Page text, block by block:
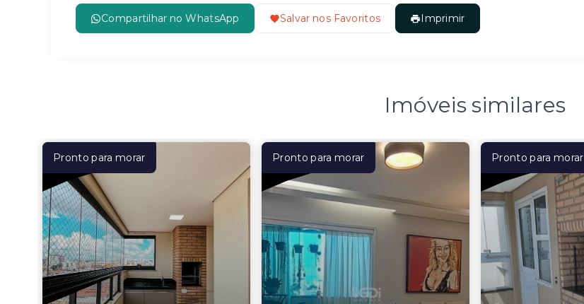
Compartilhar no WhatsApp Salvar nos Favoritos Imprimir
Imóveis similares
Pronto para morar Pronto para morar Pronto para morar